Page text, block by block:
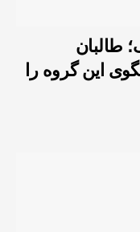
طالبان
این گروه را